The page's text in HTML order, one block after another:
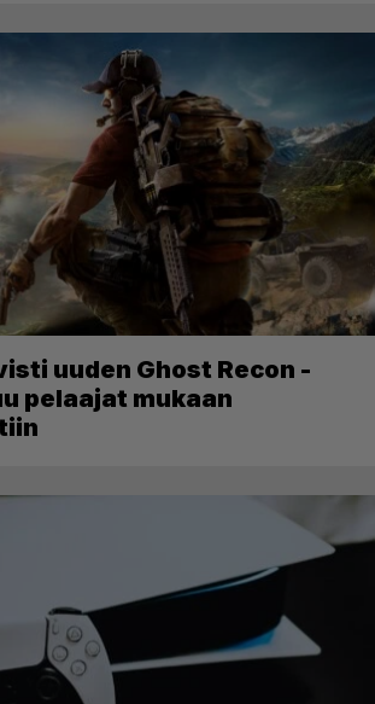
uuden Ghost Recon -
pelaajat mukaan